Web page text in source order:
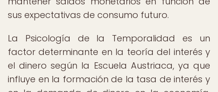
sus expectativas de consumo futuro.
La Psicología de la Temporalidad es un
factor determinante en la teoría del interés y
el dinero según la Escuela Austriaca, ya que
influye en la formación de la tasa de interés y